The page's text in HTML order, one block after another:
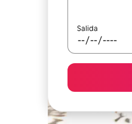
Salida